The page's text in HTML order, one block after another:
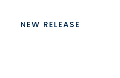
NEW RELEASE